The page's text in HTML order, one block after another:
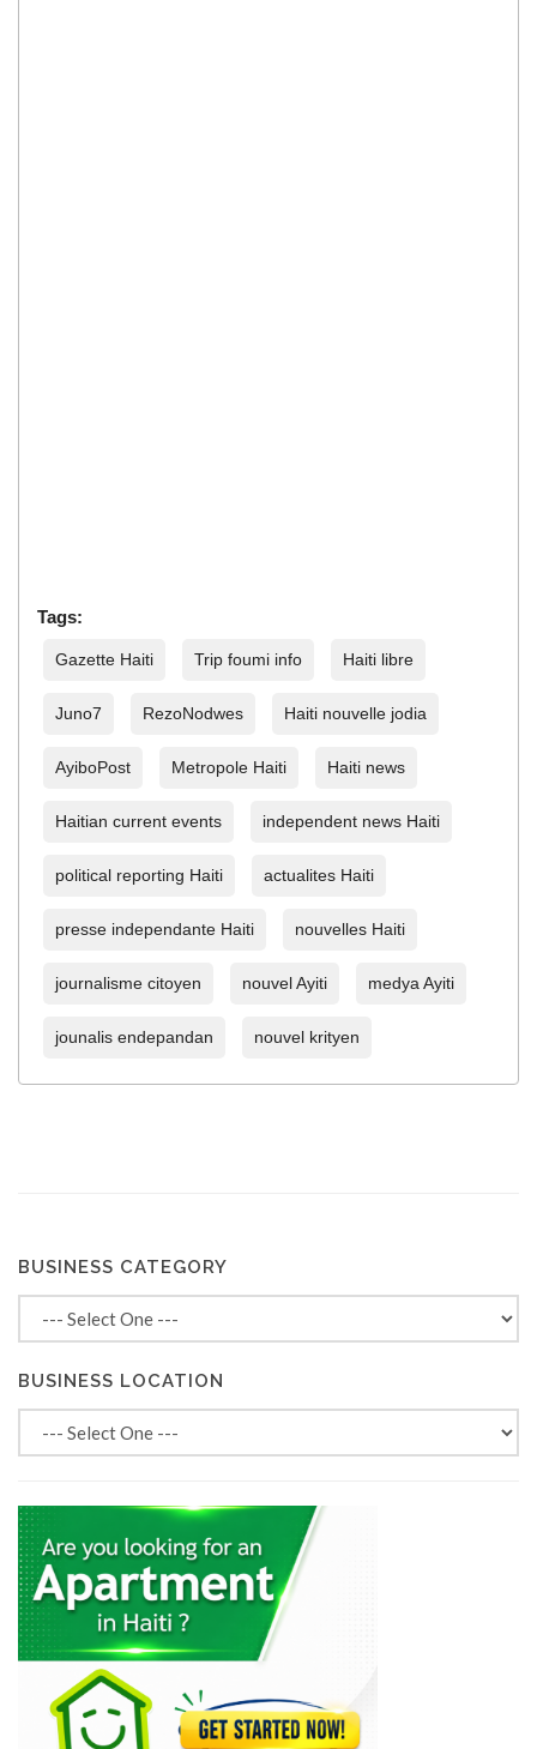
Tags:
Gazette Haiti Trip foumi info Haiti libre
Juno7 RezoNodwes Haiti nouvelle jodia
AyiboPost Metropole Haiti Haiti news
Haitian current events independent news Haiti
political reporting Haiti actualites Haiti
presse independante Haiti nouvelles Haiti
journalisme citoyen nouvel Ayiti medya Ayiti
jounalis endepandan nouvel krityen
BUSINESS CATEGORY
BUSINESS LOCATION